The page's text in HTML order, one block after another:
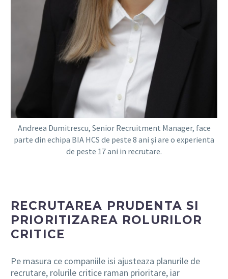
Andreea Dumitrescu, Senior Recruitment Manager, face
parte din echipa BIA HCS de peste 8 ani și are o experienta
de peste 17 ani in recrutare.
RECRUTAREA PRUDENTA SI
PRIORITIZAREA ROLURILOR
CRITICE
Pe masura ce companiile isi ajusteaza planurile de
recrutare, rolurile critice raman prioritare, iar